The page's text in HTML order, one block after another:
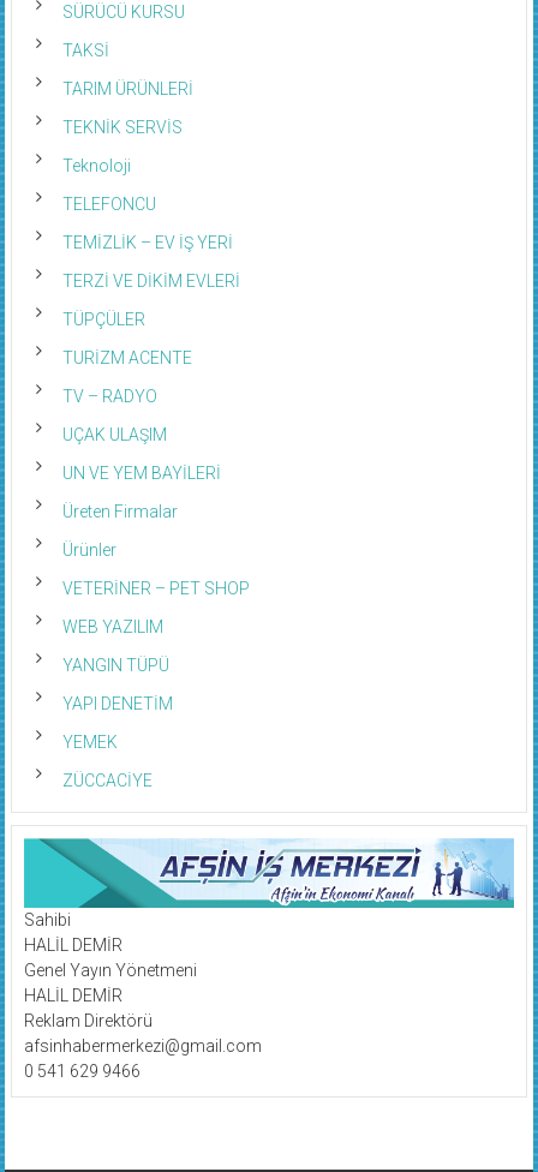
SÜRÜCÜ KURSU
TAKSİ
TARIM ÜRÜNLERİ
TEKNİK SERVİS
Teknoloji
TELEFONCU
TEMİZLİK – EV İŞ YERİ
TERZİ VE DİKİM EVLERİ
TÜPÇÜLER
TURİZM ACENTE
TV – RADYO
UÇAK ULAŞIM
UN VE YEM BAYİLERİ
Üreten Firmalar
Ürünler
VETERİNER – PET SHOP
WEB YAZILIM
YANGIN TÜPÜ
YAPI DENETİM
YEMEK
ZÜCCACİYE
Sahibi
HALİL DEMİR
Genel Yayın Yönetmeni
HALİL DEMİR
Reklam Direktörü
afsinhabermerkezi@gmail.com
0 541 629 9466